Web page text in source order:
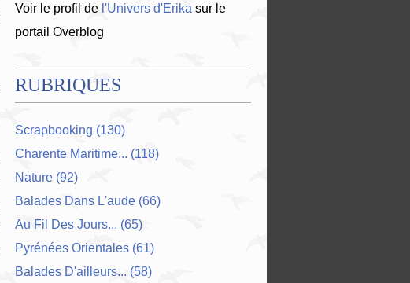
Voir le profil de l'Univers d'Erika sur le
portail Overblog
RUBRIQUES
Scrapbooking (130)
Charente Maritime... (118)
Nature (92)
Balades Dans L'aude (66)
Au Fil Des Jours... (65)
Pyrénées Orientales (61)
Balades D'ailleurs... (58)